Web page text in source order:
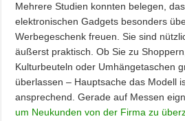
Mehrere Studien konnten belegen,
elektronischen Gadgets besonders
Werbegeschenk freuen. Sie sind
äußerst praktisch. Ob Sie zu
Kulturbeuteln oder Umhängetaschen
überlassen – Hauptsache das Modell
ansprechend. Gerade auf Messen
um Neukunden von der Firma zu